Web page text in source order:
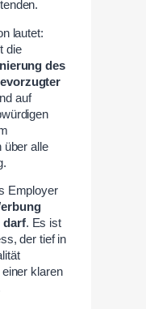
lautet:
die
des
auf
über alle
Employer
darf. Es ist
der tief in
klaren